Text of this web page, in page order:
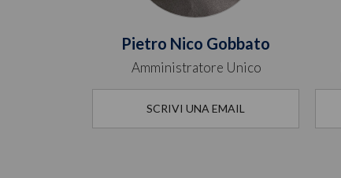
Pietro Nico Gobbato
Amministratore Unico
SCRIVI UNA EMAIL